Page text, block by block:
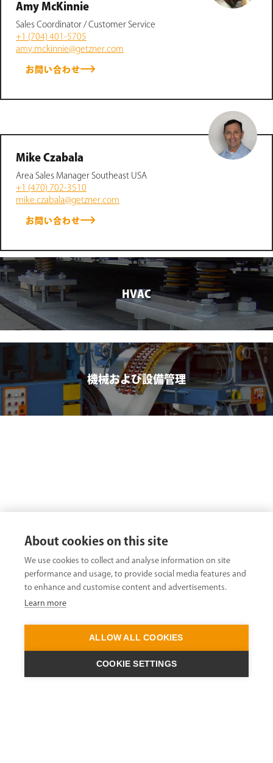
Amy McKinnie
Sales Coordinator / Customer Service
+1 (704) 401-5705
amy.mckinnie@getzner.com
お問い合わせ
Mike Czabala
Area Sales Manager Southeast USA
+1 (470) 702-3510
mike.czabala@getzner.com
お問い合わせ
HVAC
機械および設備管理
About cookies on this site
We use cookies to collect and analyse information on site
performance and usage, to provide social media features and
to enhance and customise content and advertisements.
Learn more
ALLOW ALL COOKIES
COOKIE SETTINGS